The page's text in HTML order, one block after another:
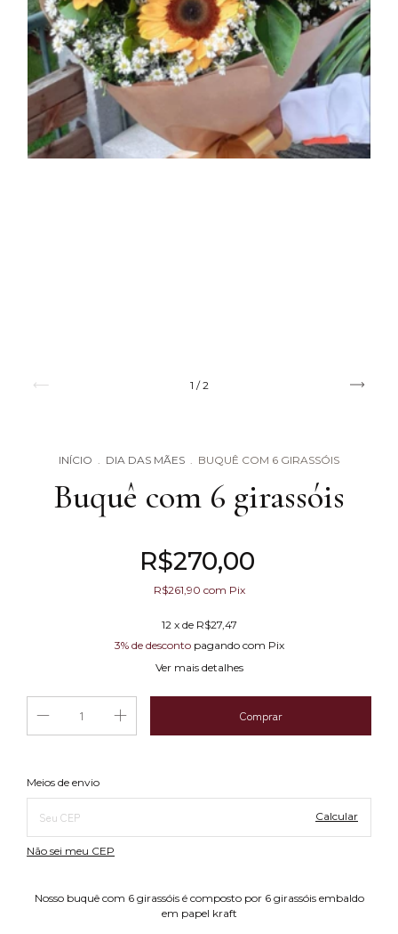
1 /2
INÍCIO . DIA DAS MÃES . BUQUÊ COM 6 GIRASSÓIS
Buquê com 6 girassóis
R$270,00
R$261,90 com Pix
12 x de R$27,47
3% de descontopagando com Pix
Ver mais detalhes
Entregas para o CEP:
Meios de envio
Calcular
Não sei meu CEP
Nosso buquê com 6 girassóis é composto por 6 girassóis embaldo
em papel kraft